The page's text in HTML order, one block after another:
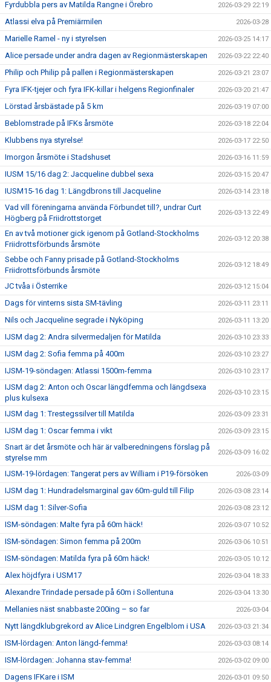
Fyrdubbla pers av Matilda Rangne i Örebro 2026-03-29 22:19
Atlassi elva på Premiärmilen 2026-03-28
Marielle Ramel - ny i styrelsen 2026-03-25 14:17
Alice persade under andra dagen av Regionmästerskapen 2026-03-22 22:40
Philip och Philip på pallen i Regionmästerskapen 2026-03-21 23:07
Fyra IFK-tjejer och fyra IFK-killar i helgens Regionfinaler 2026-03-20 21:47
Lörstad årsbästade på 5 km 2026-03-19 07:00
Beblomstrade på IFKs årsmöte 2026-03-18 22:04
Klubbens nya styrelse! 2026-03-17 22:50
Imorgon årsmöte i Stadshuset 2026-03-16 11:59
IUSM 15/16 dag 2: Jacqueline dubbel sexa 2026-03-15 20:47
IUSM15-16 dag 1: Längdbrons till Jacqueline 2026-03-14 23:18
Vad vill föreningarna använda Förbundet till?, undrar Curt
Högberg på Friidrottstorget
2026-03-13 22:49
En av två motioner gick igenom på Gotland-Stockholms
Friidrottsförbunds årsmöte
2026-03-12 20:38
Sebbe och Fanny prisade på Gotland-Stockholms
Friidrottsförbunds årsmöte
2026-03-12 18:49
JC tvåa i Österrike 2026-03-12 15:04
Dags för vinterns sista SM-tävling 2026-03-11 23:11
Nils och Jacqueline segrade i Nyköping 2026-03-11 13:20
IJSM dag 2: Andra silvermedaljen för Matilda 2026-03-10 23:33
IJSM dag 2: Sofia femma på 400m 2026-03-10 23:27
IJSM-19-söndagen: Atlassi 1500m-femma 2026-03-10 23:17
IJSM dag 2: Anton och Oscar längdfemma och längdsexa
plus kulsexa
2026-03-10 23:15
IJSM dag 1: Trestegssilver till Matilda 2026-03-09 23:31
IJSM dag 1: Oscar femma i vikt 2026-03-09 23:15
Snart är det årsmöte och här är valberedningens förslag på
styrelse mm
2026-03-09 16:02
IJSM-19-lördagen: Tangerat pers av William i P19-försöken 2026-03-09
IJSM dag 1: Hundradelsmarginal gav 60m-guld till Filip 2026-03-08 23:14
IJSM dag 1: Silver-Sofia 2026-03-08 23:12
ISM-söndagen: Malte fyra på 60m häck! 2026-03-07 10:52
ISM-söndagen: Simon femma på 200m 2026-03-06 10:51
ISM-söndagen: Matilda fyra på 60m häck! 2026-03-05 10:12
Alex höjdfyra i USM17 2026-03-04 18:33
Alexandre Trindade persade på 60m i Sollentuna 2026-03-04 13:30
Mellanies näst snabbaste 200ing – so far 2026-03-04
Nytt längdklubgrekord av Alice Lindgren Engelblom i USA 2026-03-03 21:34
ISM-lördagen: Anton längd-femma! 2026-03-03 08:14
ISM-lördagen: Johanna stav-femma! 2026-03-02 09:00
Dagens IFKare i ISM 2026-03-01 09:50